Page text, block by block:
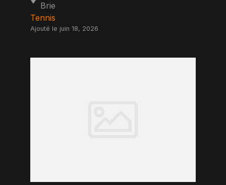
Brie
Tennis
Ajouté le juin 18, 2026